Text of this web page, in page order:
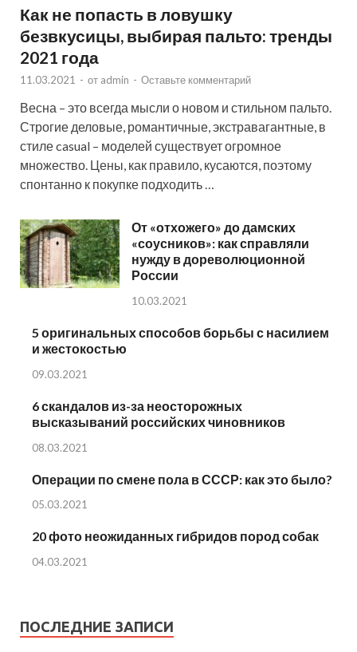
Как не попасть в ловушку
безвкусицы, выбирая пальто: тренды
2021 года
11.03.2021 - от admin - Оставьте комментарий
Весна – это всегда мысли о новом и стильном пальто.
Строгие деловые, романтичные, экстравагантные, в
стиле casual – моделей существует огромное
множество. Цены, как правило, кусаются, поэтому
спонтанно к покупке подходить …
От «отхожего» до дамских
«соусников»: как справляли
нужду в дореволюционной
России
10.03.2021
5 оригинальных способов борьбы с насилием
и жестокостью
09.03.2021
6 скандалов из-за неосторожных
высказываний российских чиновников
08.03.2021
Операции по смене пола в СССР: как это было?
05.03.2021
20 фото неожиданных гибридов пород собак
04.03.2021
ПОСЛЕДНИЕ ЗАПИСИ